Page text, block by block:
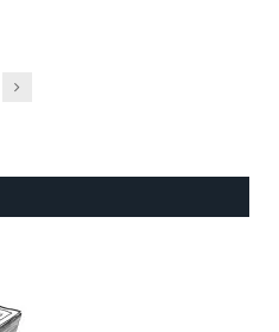
Next